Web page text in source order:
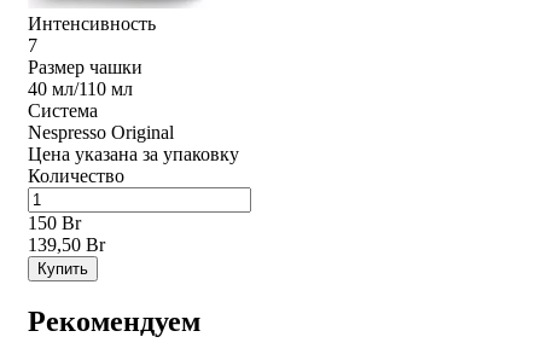
Интенсивность
7
Размер чашки
40 мл/110 мл
Система
Nespresso Original
Цена указана за упаковку
Количество
150 Br
139,50 Br
Купить
Рекомендуем